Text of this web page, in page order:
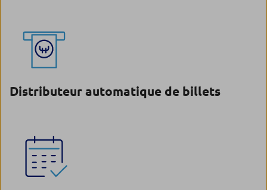
Distributeur automatique de billets